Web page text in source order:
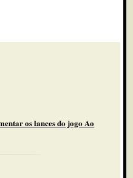
os lances do jogo Ao